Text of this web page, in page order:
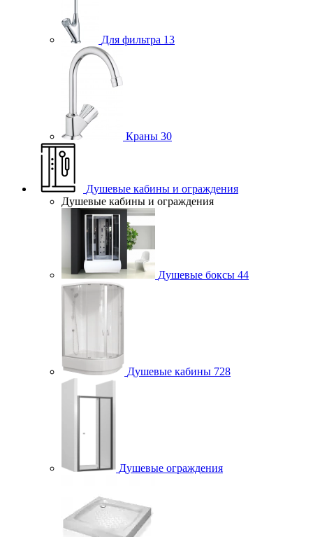
Для фильтра 13
Краны 30
Душевые кабины и ограждения
Душевые кабины и ограждения
Душевые боксы 44
Душевые кабины 728
Душевые ограждения